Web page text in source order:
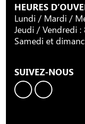
HEURES
Lundi / Mardi /
Jeudi / Vendredi :
Samedi et
SUIVEZ-NOUS